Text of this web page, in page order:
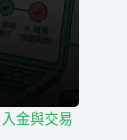
金與交易